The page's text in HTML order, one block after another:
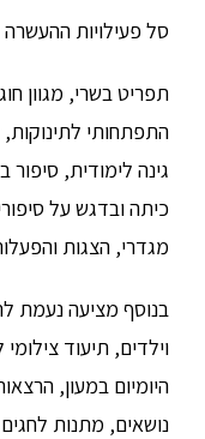
סל פעילויות ההעשרה
תפריט בשרי, מגוון
התפתחותי לתינוקות,
גינה לימודית,
כיתה ובדגש על
מגדרי, הצגות
בנוסף מציעה נעמת
וילדים, תיעוד
היומיום במעון,
נושאים, מתנות לחגים